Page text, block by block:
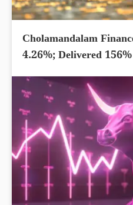
Cholamandalam
4.26%; Delivered